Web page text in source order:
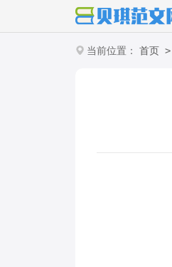
当前位置： 首页 >